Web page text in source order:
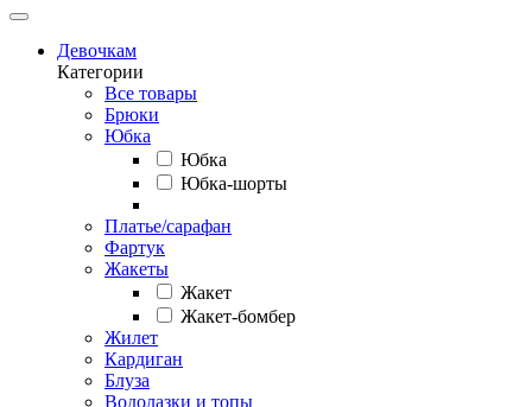
Девочкам
Категории
Все товары
Брюки
Юбка
Юбка
Юбка-шорты
Платье/сарафан
Фартук
Жакеты
Жакет
Жакет-бомбер
Жилет
Кардиган
Блуза
Водолазки и топы